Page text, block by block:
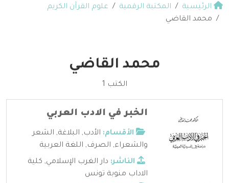
الرئيسية المكتبة الرقمية
علوم القرآن الكريم
محمد القاضي
محمد القاضي
الكتب 1
الخبر في الادب العربي
الأقسام: الأدب, البلاغة, الشعر
والشعراء, الصرف, اللغة العربية
الناشر: دار الغرب الإسلامي, كلية
الاداب منوبة تونس